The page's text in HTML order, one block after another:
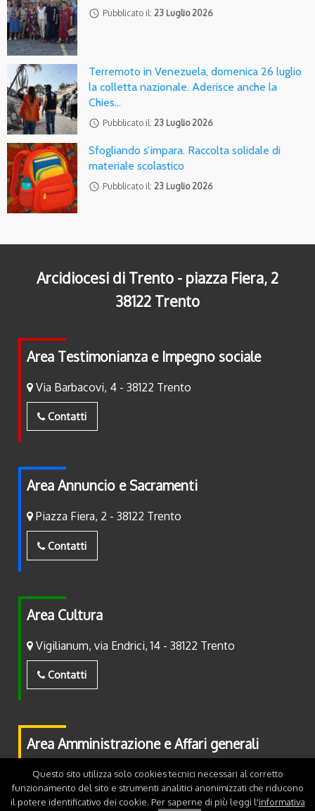
access_time Pubblicato il: 23 Luglio 2026
Terremoto in Venezuela, domenica 26 luglio
la colletta nazionale. Aderisce anche la
Chies…
access_time Pubblicato il: 23 Luglio 2026
Sfogliando s’impara. Raccolta solidale di
materiale scolastico
access_time Pubblicato il: 23 Luglio 2026
Arcidiocesi di Trento - piazza Fiera, 2
38122 Trento
Area Testimonianza e Impegno sociale
Via Barbacovi, 4 - 38122 Trento
Contatti
Area Annuncio e Sacramenti
Piazza Fiera, 2 - 38122 Trento
Contatti
Area Cultura
Vigilianum, via Endrici, 14 - 38122 Trento
Contatti
Area Amministrazione e Affari generali
Piazza Fiera, 2 - 38122 Trento
Contatti
Questo sito utilizza solo cookies tecnici necessari al corretto
funzionamento del sito e strumenti analitici anonimizzati che riducono
il potere identificativo dei cookie. Per saperne di più leggi l'informativa